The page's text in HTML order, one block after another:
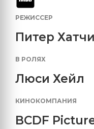
РЕЖИССЕР
Питер
В РОЛЯХ
Люси Хейл
КИНОКОМПАНИЯ
BCDF